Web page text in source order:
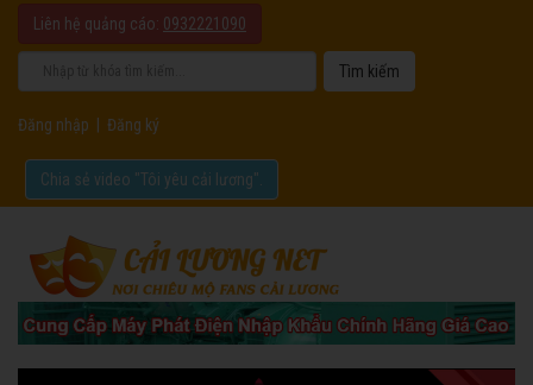
Liên hệ quảng cáo: 0932221090
Đăng nhập Đăng ký
Chia sẻ video "Tôi yêu cải lương".